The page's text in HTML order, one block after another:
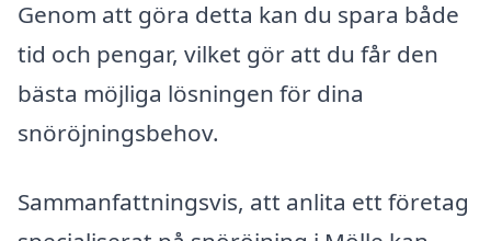
Genom att göra detta kan du spara både
tid och pengar, vilket gör att du får den
bästa möjliga lösningen för dina
snöröjningsbehov.
Sammanfattningsvis, att anlita ett företag